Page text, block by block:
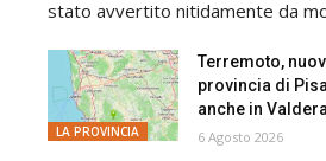
stato avvertito nitidamente da
LA PROVINCIA
Terremoto,
provincia di
anche in Valdera
6 Agosto 2026